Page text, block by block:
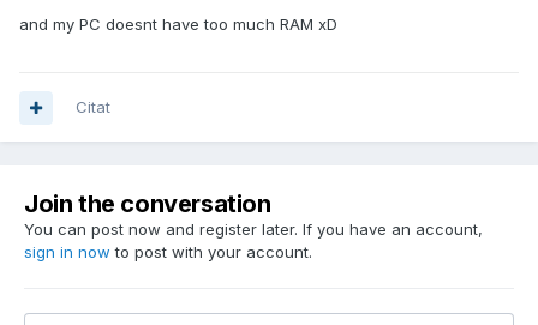
and my PC doesnt have too much RAM xD
Citat
Join the conversation
You can post now and register later. If you have an account,
sign in now to post with your account.